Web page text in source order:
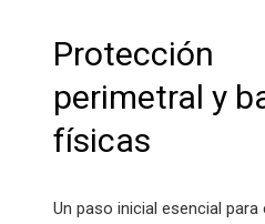
Protección
perimetral y
físicas
Un paso inicial esencial para